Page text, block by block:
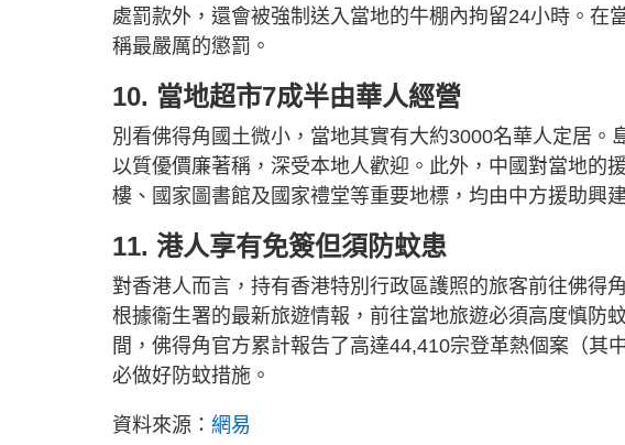
處罰款外，還會被強制送入當地的牛棚內拘留24小時。在
稱最嚴厲的懲罰。
10. 當地超市7成半由華人經營
別看佛得角國土微小，當地其實有大約3000名華人定居。
以質優價廉著稱，深受本地人歡迎。此外，中國對當地的
樓、國家圖書館及國家禮堂等重要地標，均由中方援助興建
11. 港人享有免簽但須防蚊患
對香港人而言，持有香港特別行政區護照的旅客前往佛得
根據衞生署的最新旅遊情報，前往當地旅遊必須高度慎防
間，佛得角官方累計報告了高達44,410宗登革熱個案（其
必做好防蚊措施。
資料來源： 網易